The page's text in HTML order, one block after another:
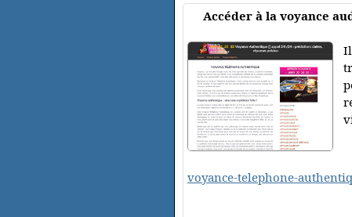
Accéder à la voyance
voyance-telephone-